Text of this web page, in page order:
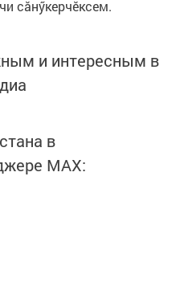
сăнӳкерчӗксем.
и интересным в
в
MАХ: